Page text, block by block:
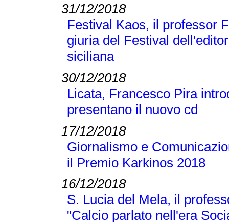
31/12/2018
Festival Kaos, il professor
giuria del Festival
siciliana
30/12/2018
Licata, Francesco Pira
presentano il nuovo cd
17/12/2018
Giornalismo e
il Premio Karkinos 2018
16/12/2018
S. Lucia del Mela, il
"Calcio parlato nell'era